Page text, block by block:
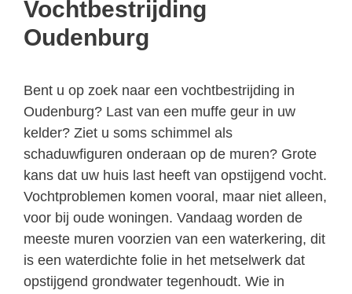
Vochtbestrijding
Oudenburg
Bent u op zoek naar een vochtbestrijding in
Oudenburg? Last van een muffe geur in uw
kelder? Ziet u soms schimmel als
schaduwfiguren onderaan op de muren? Grote
kans dat uw huis last heeft van opstijgend vocht.
Vochtproblemen komen vooral, maar niet alleen,
voor bij oude woningen. Vandaag worden de
meeste muren voorzien van een waterkering, dit
is een waterdichte folie in het metselwerk dat
opstijgend grondwater tegenhoudt. Wie in